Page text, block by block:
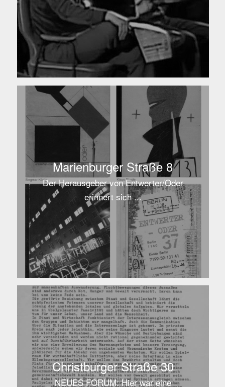
Marienburger Straße 8
Der Herausgeber von Entwerter/Oder
erinnert sich ...
Christburger Straße 30
NEUES FORUM: Hier war eine